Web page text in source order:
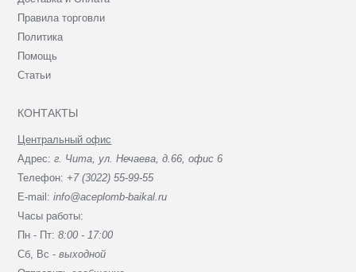
Правила торговли
Политика
Помощь
Статьи
КОНТАКТЫ
Центральный офис
Адрес:г. Чита, ул. Нечаева, д.66, офис 6
Телефон: +7 (3022) 55-99-55
E-mail:info@aceplomb-baikal.ru
Часы работы:
Пн - Пт:8:00 - 17:00
Сб, Вc -выходной